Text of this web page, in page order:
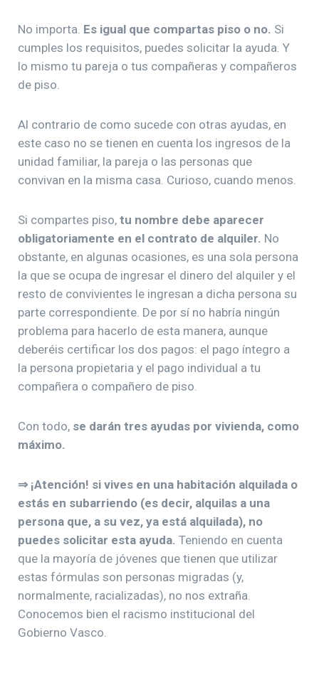
No importa. Es igual que compartas piso o no. Si
cumples los requisitos, puedes solicitar la ayuda. Y
lo mismo tu pareja o tus compañeras y compañeros
de piso.
Al contrario de como sucede con otras ayudas, en
este caso no se tienen en cuenta los ingresos de la
unidad familiar, la pareja o las personas que
convivan en la misma casa. Curioso, cuando menos.
Si compartes piso, tu nombre debe aparecer
obligatoriamente en el contrato de alquiler. No
obstante, en algunas ocasiones, es una sola persona
la que se ocupa de ingresar el dinero del alquiler y el
resto de convivientes le ingresan a dicha persona su
parte correspondiente. De por sí no habría ningún
problema para hacerlo de esta manera, aunque
deberéis certificar los dos pagos: el pago íntegro a
la persona propietaria y el pago individual a tu
compañera o compañero de piso.
Con todo, se darán tres ayudas por vivienda, como
máximo.
⇒ ¡Atención! si vives en una habitación alquilada o
estás en subarriendo (es decir, alquilas a una
persona que, a su vez, ya está alquilada), no
puedes solicitar esta ayuda. Teniendo en cuenta
que la mayoría de jóvenes que tienen que utilizar
estas fórmulas son personas migradas (y,
normalmente, racializadas), no nos extraña.
Conocemos bien el racismo institucional del
Gobierno Vasco.